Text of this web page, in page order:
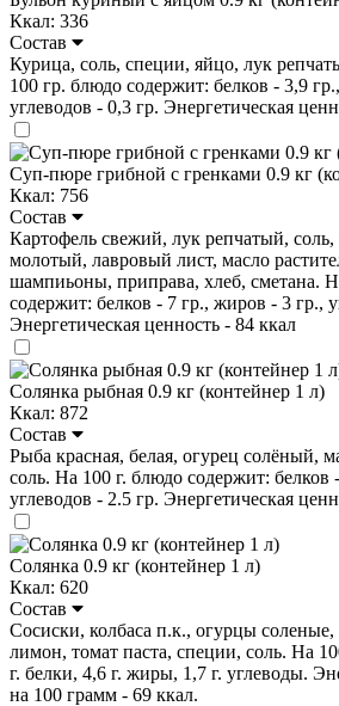
Ккал: 336
Состав
Курица, соль, специи, яйцо, лук
100 гр. блюдо содержит: белков - 3,9
углеводов - 0,3 гр. Энергетическая
Суп-пюре грибной с гренками 0.9 кг
Ккал: 756
Состав
Картофель свежий, лук репчатый,
молотый, лавровый лист, масло
шампиьоны, приправа, хлеб, сметана.
содержит: белков - 7 гр., жиров - 3 гр.,
Энергетическая ценность - 84 ккал
Солянка рыбная 0.9 кг (контейнер 1 л)
Ккал: 872
Состав
Рыба красная, белая, огурец солёный,
соль. На 100 г. блюдо содержит: белков
углеводов - 2.5 гр. Энергетическая
Солянка 0.9 кг (контейнер 1 л)
Ккал: 620
Состав
Сосиски, колбаса п.к., огурцы
лимон, томат паста, специи, соль. На
г. белки, 4,6 г. жиры, 1,7 г. углеводы.
на 100 грамм - 69 ккал.